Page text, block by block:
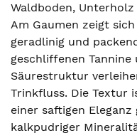
Waldboden,
Am Gaumen zeigt
geradlinig und
geschliffenen
Säurestruktur
Trinkfluss. Die Textur
einer saftigen
kalkpudriger